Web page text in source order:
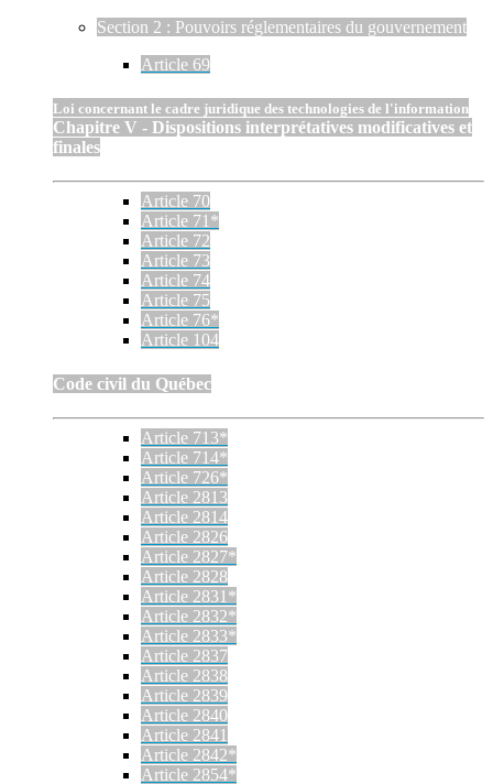
Section 2 : Pouvoirs réglementaires du gouvernement
Article 69
Loi concernant le cadre juridique des technologies de l'information
Chapitre V - Dispositions interprétatives modificatives et
finales
Article 70
Article 71*
Article 72
Article 73
Article 74
Article 75
Article 76*
Article 104
Code civil du Québec
Article 713*
Article 714*
Article 726*
Article 2813
Article 2814
Article 2826
Article 2827*
Article 2828
Article 2831*
Article 2832*
Article 2833*
Article 2837
Article 2838
Article 2839
Article 2840
Article 2841
Article 2842*
Article 2854*